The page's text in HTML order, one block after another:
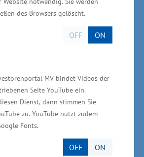
des Browsers gelöscht.
OFF ON
MV bindet Videos der
Seite YouTube ein.
Dienst, dann stimmen Sie
zu. YouTube nutzt zudem
Fonts.
OFF ON
Vorarbeiter möglich.
erleichtert
technischen
in Unternehmen
von Unternehmen
kleine und mittlere
gewerblichen Wirtschaft